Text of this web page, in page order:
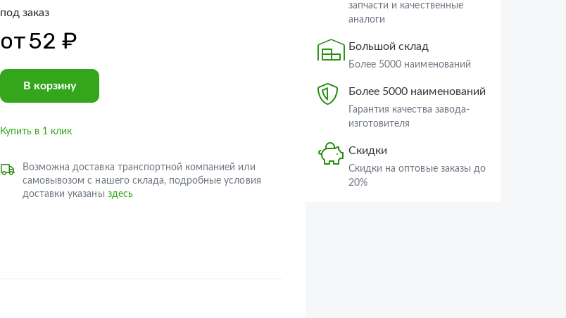
под заказ
от52 ₽
В корзину
Купить в 1 клик
Возможна доставка транспортной компанией или
самовывозом с нашего склада, подробные условия
доставки указаны здесь
запчасти и качественные
аналоги
Большой склад
Более 5000 наименований
Более 5000 наименований
Гарантия качества завода-
изготовителя
Скидки
Скидки на оптовые заказы до
20%